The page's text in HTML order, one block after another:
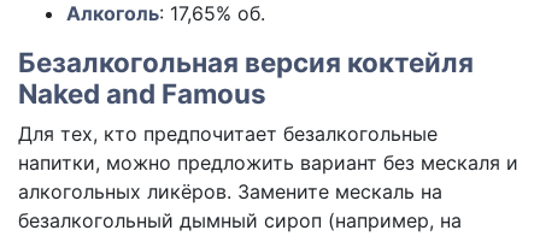
Алкоголь: 17,65% об.
Безалкогольная версия коктейля
Naked and Famous
Для тех, кто предпочитает безалкогольные
напитки, можно предложить вариант без мескаля и
алкогольных ликёров. Замените мескаль на
безалкогольный дымный сироп (например, на